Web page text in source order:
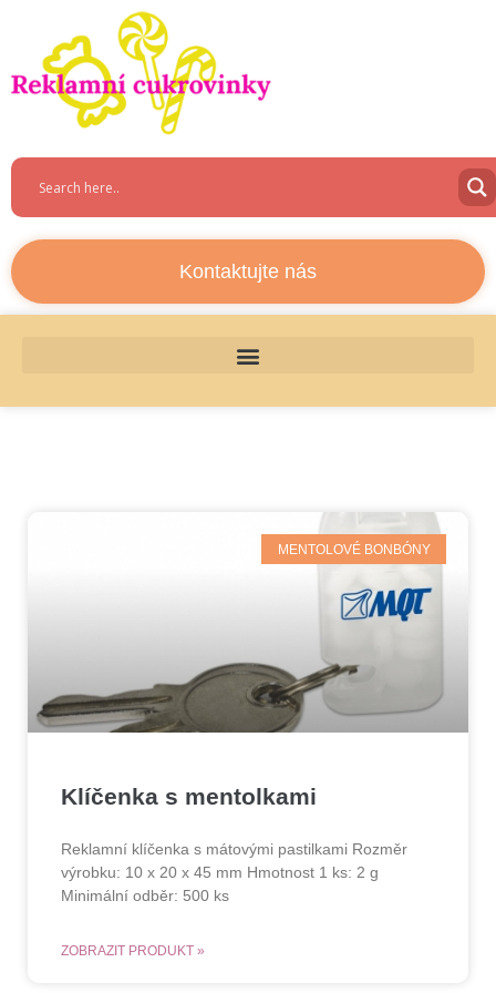
Kontaktujte nás
MENTOLOVÉ BONBÓNY
Klíčenka s mentolkami
Reklamní klíčenka s mátovými pastilkami Rozměr
výrobku: 10 x 20 x 45 mm Hmotnost 1 ks: 2 g
Minimální odběr: 500 ks
ZOBRAZIT PRODUKT »